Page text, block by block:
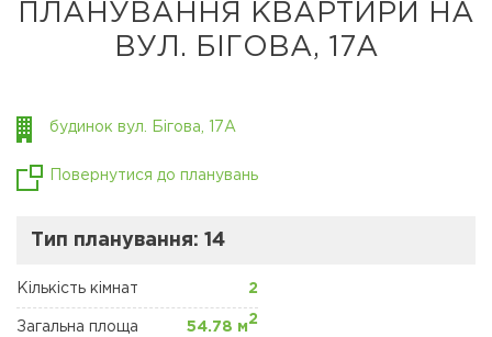
БОРЩАГІВКА
ПЛАНУВАННЯ КВАРТИРИ НА
ВУЛ. БІГОВА, 17А
будинок вул. Бігова, 17А
Повернутися до планувань
Тип планування: 14
Кількість кімнат 2
Загальна площа 54.78 м
2